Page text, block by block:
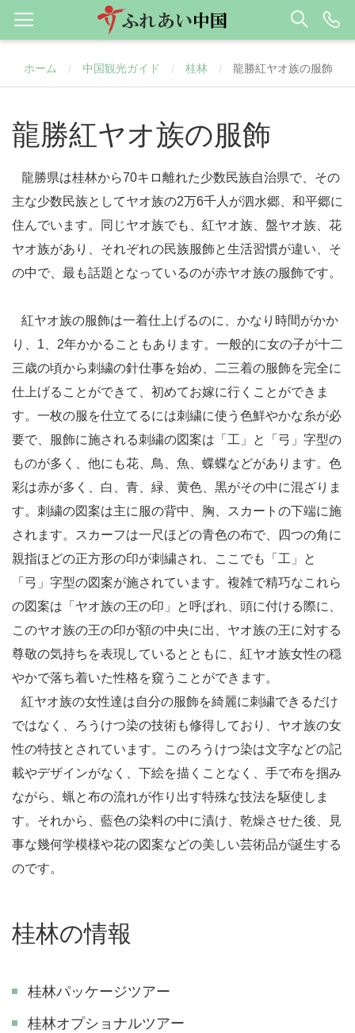
ホーム / 中国観光ガイド / 桂林 / 龍勝紅ヤオ族の服飾
龍勝紅ヤオ族の服飾
龍勝県は桂林から70キロ離れた少数民族自治県で、その
主な少数民族としてヤオ族の2万6千人が泗水郷、和平郷に
住んでいます。同じヤオ族でも、紅ヤオ族、盤ヤオ族、花
ヤオ族があり、それぞれの民族服飾と生活習慣が違い、そ
の中で、最も話題となっているのが赤ヤオ族の服飾です。
紅ヤオ族の服飾は一着仕上げるのに、かなり時間がかか
り、1、2年かかることもあります。一般的に女の子が十二
三歳の頃から刺繍の針仕事を始め、二三着の服飾を完全に
仕上げることができて、初めてお嫁に行くことができま
す。一枚の服を仕立てるには刺繍に使う色鮮やかな糸が必
要で、服飾に施される刺繍の図案は「工」と「弓」字型の
ものが多く、他にも花、鳥、魚、蝶蝶などがあります。色
彩は赤が多く、白、青、緑、黄色、黒がその中に混ざりま
す。刺繍の図案は主に服の背中、胸、スカートの下端に施
されます。スカーフは一尺ほどの青色の布で、四つの角に
親指ほどの正方形の印が刺繍され、ここでも「工」と
「弓」字型の図案が施されています。複雑で精巧なこれら
の図案は「ヤオ族の王の印」と呼ばれ、頭に付ける際に、
このヤオ族の王の印が額の中央に出、ヤオ族の王に対する
尊敬の気持ちを表現しているとともに、紅ヤオ族女性の穏
やかで落ち着いた性格を窺うことができます。
紅ヤオ族の女性達は自分の服飾を綺麗に刺繍できるだけ
ではなく、ろうけつ染の技術も修得しており、ヤオ族の女
性の特技とされています。このろうけつ染は文字などの記
載やデザインがなく、下絵を描くことなく、手で布を掴み
ながら、蝋と布の流れが作り出す特殊な技法を駆使しま
す。それから、藍色の染料の中に漬け、乾燥させた後、見
事な幾何学模様や花の図案などの美しい芸術品が誕生する
のです。
桂林の情報
桂林パッケージツアー
桂林オプショナルツアー